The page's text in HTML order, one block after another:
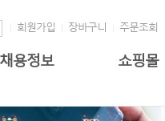
회원가입 장바구니 주문조회
채용정보 쇼핑몰